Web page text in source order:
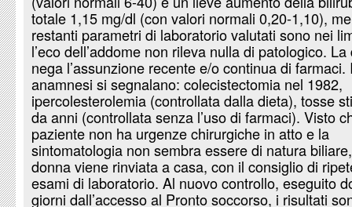
totale 1,15 mg/dl (con valori normali 0,20-1,10),
restanti parametri di laboratorio valutati sono nei
l’eco dell’addome non rileva nulla di patologico.
nega l’assunzione recente e/o continua di farmaci.
anamnesi si segnalano: colecistectomia nel 1982,
ipercolesterolemia (controllata dalla dieta), tosse
da anni (controllata senza l’uso di farmaci). Visto
paziente non ha urgenze chirurgiche in atto e la
sintomatologia non sembra essere di natura
donna viene rinviata a casa, con il consiglio di
esami di laboratorio. Al nuovo controllo, eseguito
giorni dall’accesso al Pronto soccorso, i risultati